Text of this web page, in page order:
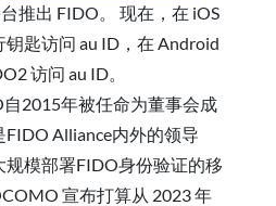
推出 FIDO。 现在，在 iOS
钥匙访问 au ID，在 Android
访问 au ID。
2015年被任命为董事会成
FIDO Alliance内外的领导
规模部署FIDO身份验证的移
宣布打算从 2023 年